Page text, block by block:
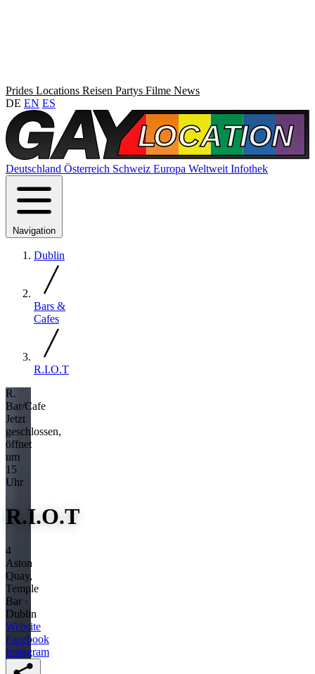
Prides Locations Reisen Partys Filme News
DE EN ES
Deutschland Österreich Schweiz Europa Weltweit Infothek
Navigation
Dublin
Bars &
Cafes
R.I.O.T
R.
Bar/Cafe
Jetzt
geschlossen,
öffnet
um
15
Uhr
R.I.O.T
4
Aston
Quay,
Temple
Bar ·
Dublin
Website
Facebook
Instagram